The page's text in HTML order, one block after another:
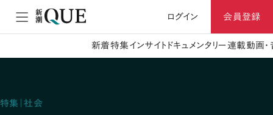
ログイン 会員登録
新着特集 インサイト ドキュメンタリー 連載動画
特集｜社会